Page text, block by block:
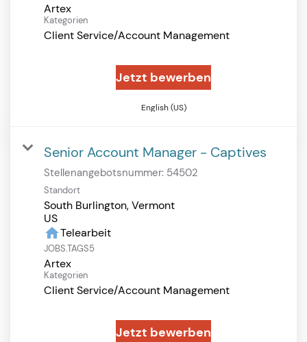
Artex
Kategorien
Client Service/Account Management
Jetzt bewerben
English (US)
Senior Account Manager - Captives
Stellenangebotsnummer: 54502
Standort
South Burlington, Vermont
homeTelearbeit
JOBS.TAGS5
Artex
Kategorien
Client Service/Account Management
Jetzt bewerben